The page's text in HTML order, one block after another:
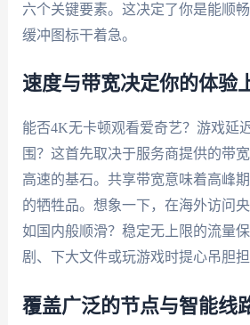
六个关键要素。这决定了你是能顺
缓冲图标干着急。
速度与带宽决定你的体验
能否4K无卡顿观看爱奇艺？游戏延
围？这首先取决于服务商提供的带
高速的基石。共享带宽意味着高峰
的牺牲品。想象一下，在海外访问
如国内般顺滑？稳定无上限的流量
剧、下大文件或玩游戏时提心吊胆担
覆盖广泛的节点与智能线